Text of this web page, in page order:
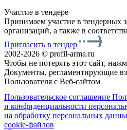
Участие в тендере
Принимаем участие в тендерных
организаций, а также в
Пригласить в тендер
2002-2026 © profil-arma.ru
Чтобы не потерять этот сайт,
Документы, регламентирующие
Пользователя с Веб-сайтом
Пользовательское соглашение
и конфиденциальности
на обработку персональных
cookie-файлов